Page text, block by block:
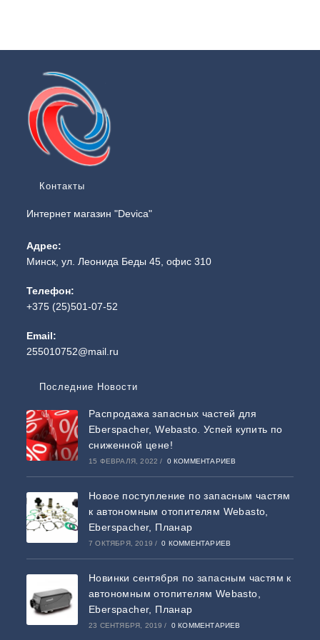
Контакты
Интернет магазин "Devica"
Адрес:
Минск, ул. Леонида Беды 45, офис 310
Телефон:
+375 (25)501-07-52
Email:
255010752@mail.ru
Последние Новости
Распродажа запасных частей для
Eberspacher, Webasto. Успей купить по
сниженной цене!
15 ФЕВРАЛЯ, 2022 / 0 КОММЕНТАРИЕВ
Новое поступление по запасным частям
к автономным отопителям Webasto,
Eberspacher, Планар
7 ОКТЯБРЯ, 2019 / 0 КОММЕНТАРИЕВ
Новинки сентября по запасным частям к
автономным отопителям Webasto,
Eberspacher, Планар
23 СЕНТЯБРЯ, 2019 / 0 КОММЕНТАРИЕВ